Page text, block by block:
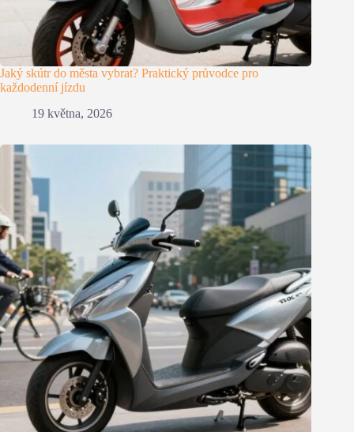
Jaký skútr do města vybrat? Praktický průvodce pro
každodenní jízdu
19 května, 2026